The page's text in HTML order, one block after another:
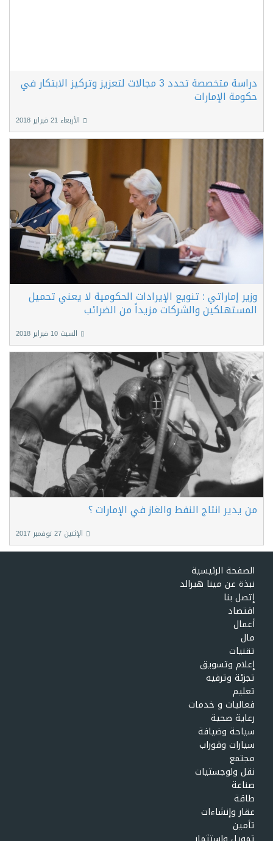
دراسة متخصصة تحدد 3 مجالات لتعزيز وتركيز الابتكار في
حكومة الإمارات
الأربعاء 21 فبراير 2018
وزير إماراتي : تنويع الإيرادات الحكومية لا يعني تحميل
المستهلكين والشركات مزيداً من الضرائب
السبت 10 فبراير 2018
من يدير انتاج النفط والغاز في الإمارات ؟
الإثنين 27 نوفمبر 2017
الصفحة الرئيسية
نبذة عن مينا هيرالد
إتصل بنا
اقتصاد
أعمال
مال
تقنيات
إعلام وتسويق
تجزئة وترفيه
تعليم
فعاليات و خدمات
رعاية صحية
سياحة وضيافة
سيارات وقوراب
مجتمع
نقل ولوجستيات
صناعة
طاقة
عقار وإنشاءات
تأمين